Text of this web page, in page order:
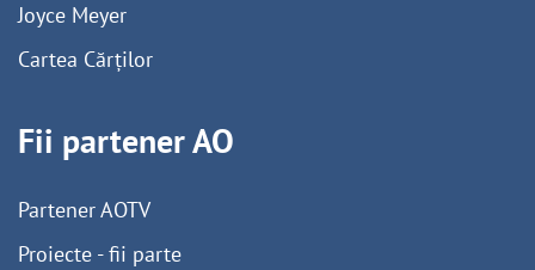
Joyce Meyer
Cartea Cărților
Fii partener AO
Partener AOTV
Proiecte - fii parte